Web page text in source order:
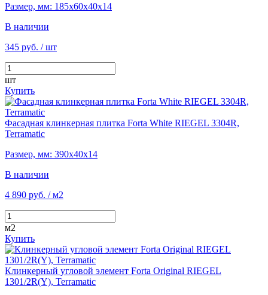
Размер, мм: 185х60х40х14
В наличии
345 руб. / шт
шт
Купить
Фасадная клинкерная плитка Forta White RIEGEL 3304R,
Terramatic
Размер, мм: 390х40х14
В наличии
4 890 руб. / м2
м2
Купить
Клинкерный угловой элемент Forta Original RIEGEL
1301/2R(Y), Terramatic